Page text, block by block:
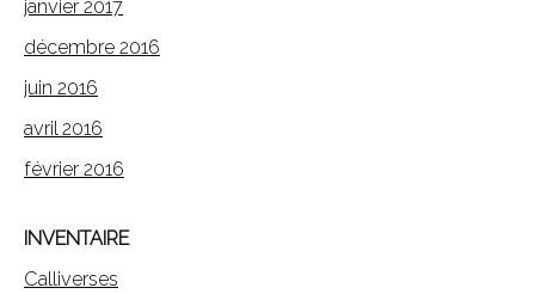
janvier 2017
décembre 2016
juin 2016
avril 2016
février 2016
INVENTAIRE
Calliverses